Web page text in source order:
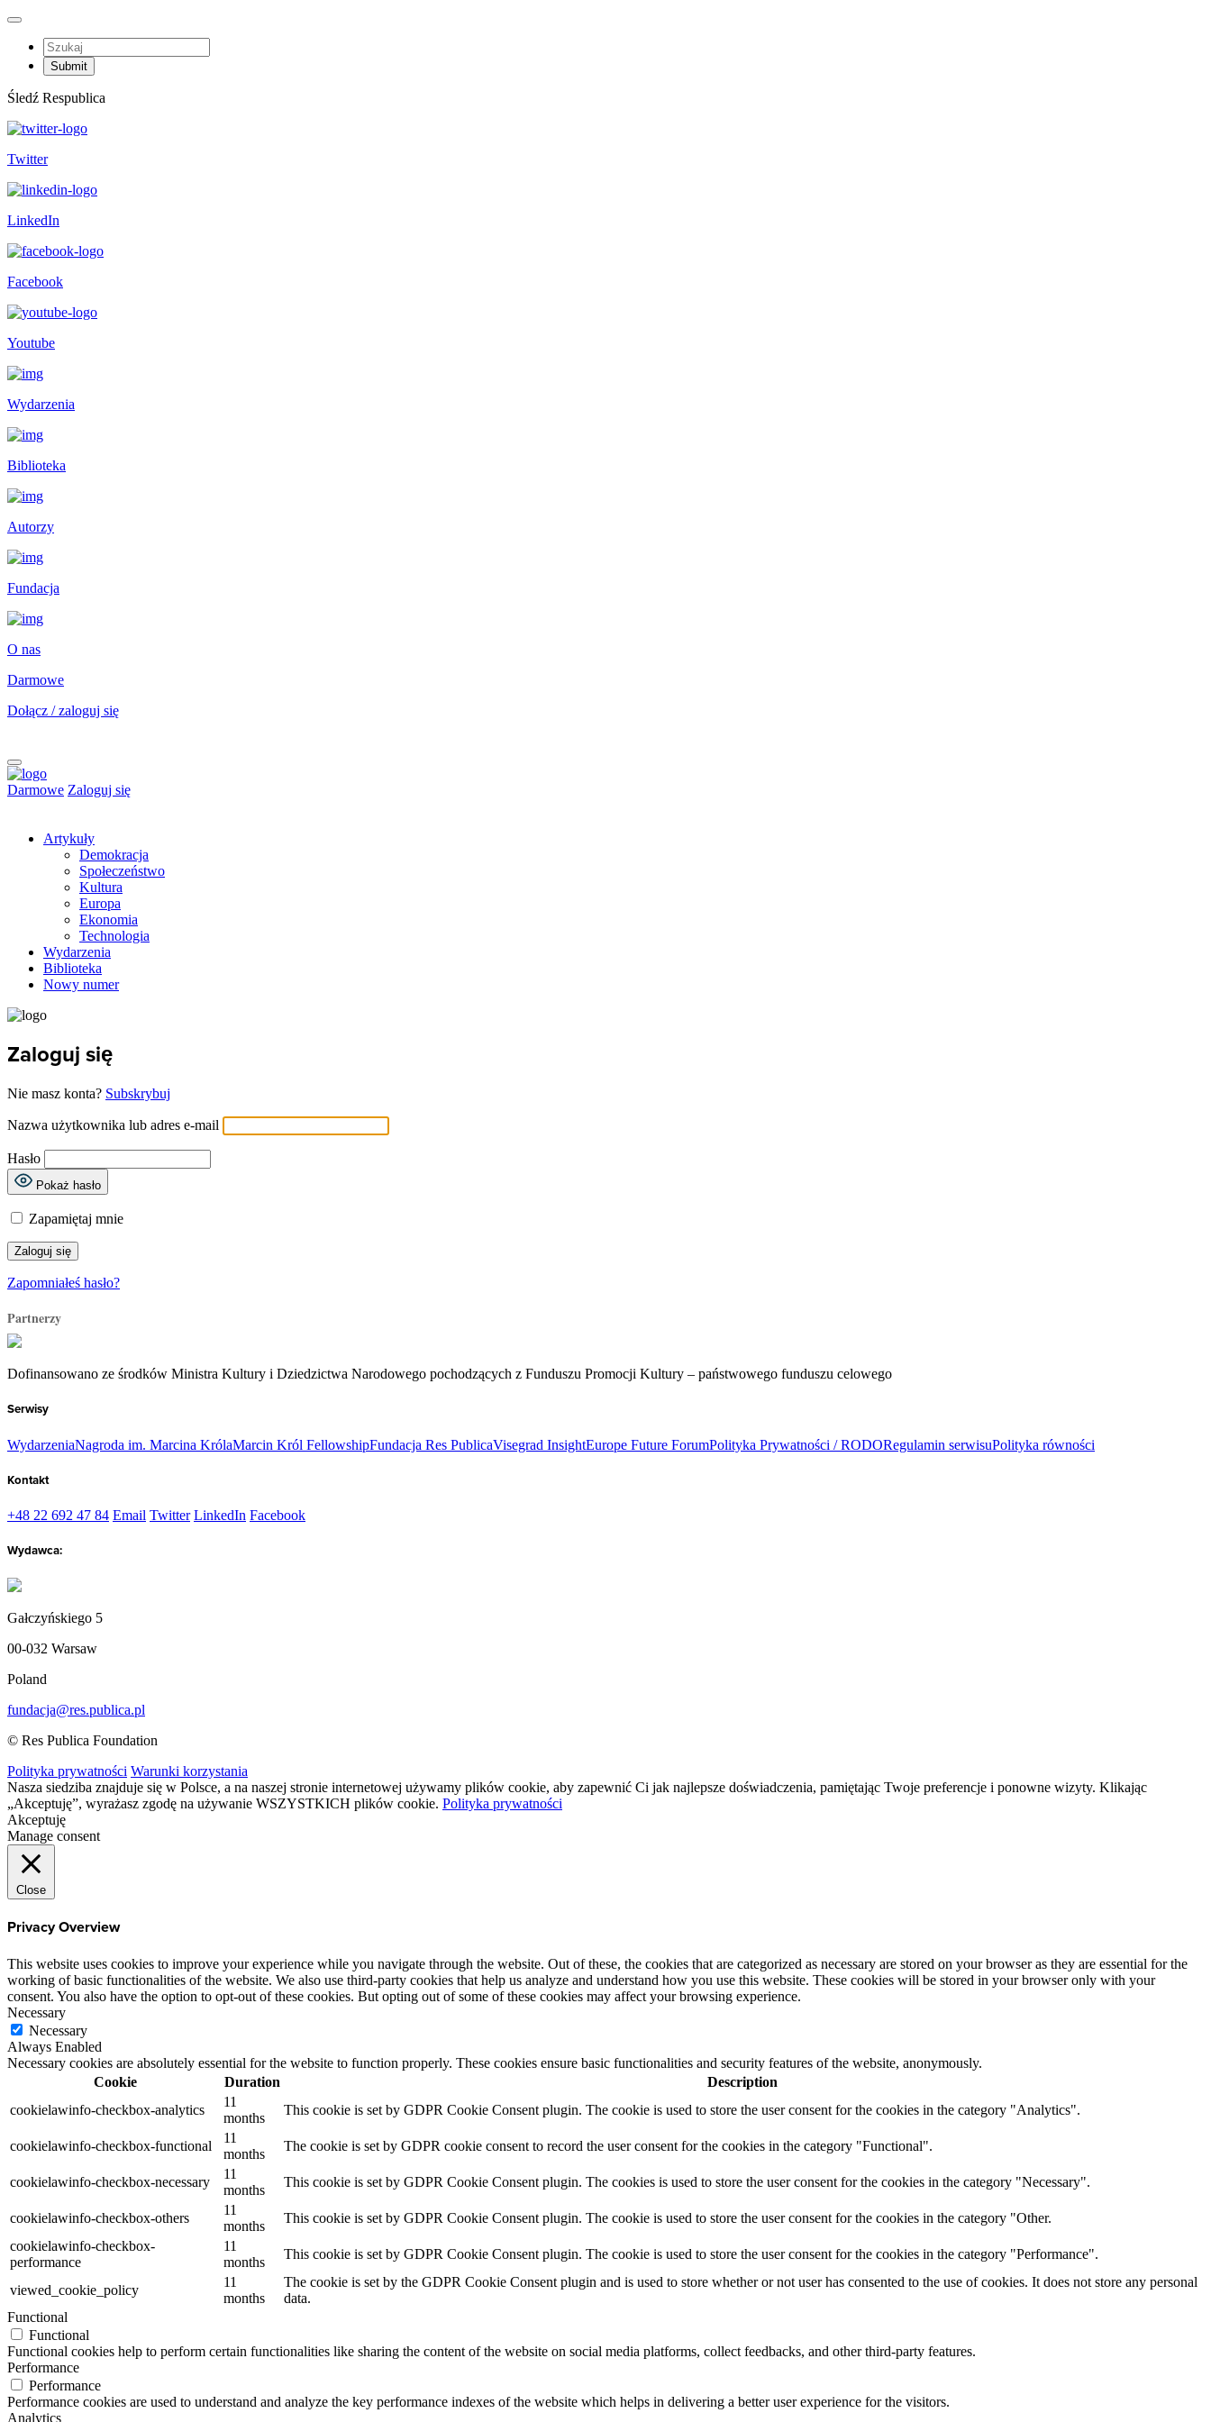
Śledź Respublica
Twitter
LinkedIn
Facebook
Youtube
Wydarzenia
Biblioteka
Autorzy
Fundacja
O nas
Darmowe
Dołącz / zaloguj się
Darmowe Zaloguj się
Artykuły
Demokracja
Społeczeństwo
Kultura
Europa
Ekonomia
Technologia
Wydarzenia
Biblioteka
Nowy numer
Zaloguj się
Nie masz konta? Subskrybuj
Nazwa użytkownika lub adres e-mail
Hasło
Pokaż hasło
Zapamiętaj mnie
Zapomniałeś hasło?
Partnerzy
Dofinansowano ze środków Ministra Kultury i Dziedzictwa Narodowego pochodzących z Funduszu Promocji Kultury – państwowego funduszu celowego
Serwisy
WydarzeniaNagroda im. Marcina KrólaMarcin Król FellowshipFundacja Res PublicaVisegrad InsightEurope Future ForumPolityka Prywatności / RODORegulamin serwisuPolityka równości
Kontakt
+48 22 692 47 84 Email Twitter LinkedIn Facebook
Wydawca:
Gałczyńskiego 5
00-032 Warsaw
Poland
fundacja@res.publica.pl
© Res Publica Foundation
Polityka prywatności Warunki korzystania
Nasza siedziba znajduje się w Polsce, a na naszej stronie internetowej używamy plików cookie, aby zapewnić Ci jak najlepsze doświadczenia, pamiętając Twoje preferencje i ponowne wizyty. Klikając
„Akceptuję”, wyrażasz zgodę na używanie WSZYSTKICH plików cookie. Polityka prywatności
Akceptuję
Manage consent
Close
Privacy Overview
This website uses cookies to improve your experience while you navigate through the website. Out of these, the cookies that are categorized as necessary are stored on your browser as they are essential for the
working of basic functionalities of the website. We also use third-party cookies that help us analyze and understand how you use this website. These cookies will be stored in your browser only with your
consent. You also have the option to opt-out of these cookies. But opting out of some of these cookies may affect your browsing experience.
Necessary
Necessary
Always Enabled
Necessary cookies are absolutely essential for the website to function properly. These cookies ensure basic functionalities and security features of the website, anonymously.
Cookie
Duration
Description
cookielawinfo-checkbox-analytics
11
months
This cookie is set by GDPR Cookie Consent plugin. The cookie is used to store the user consent for the cookies in the category "Analytics".
cookielawinfo-checkbox-functional
11
months
The cookie is set by GDPR cookie consent to record the user consent for the cookies in the category "Functional".
cookielawinfo-checkbox-necessary
11
months
This cookie is set by GDPR Cookie Consent plugin. The cookies is used to store the user consent for the cookies in the category "Necessary".
cookielawinfo-checkbox-others
11
months
This cookie is set by GDPR Cookie Consent plugin. The cookie is used to store the user consent for the cookies in the category "Other.
cookielawinfo-checkbox-
performance
11
months
This cookie is set by GDPR Cookie Consent plugin. The cookie is used to store the user consent for the cookies in the category "Performance".
viewed_cookie_policy
11
months
The cookie is set by the GDPR Cookie Consent plugin and is used to store whether or not user has consented to the use of cookies. It does not store any personal
data.
Functional
Functional
Functional cookies help to perform certain functionalities like sharing the content of the website on social media platforms, collect feedbacks, and other third-party features.
Performance
Performance
Performance cookies are used to understand and analyze the key performance indexes of the website which helps in delivering a better user experience for the visitors.
Analytics